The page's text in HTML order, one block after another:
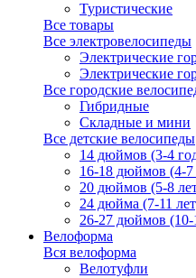
Туристические
Все товары
Все электровелосипеды
Электрические
Электрические
Все городские
Гибридные
Складные и мини
Все детские велосипеды
14 дюймов (3-4
16-18 дюймов (4-7
20 дюймов (5-8
24 дюйма (7-11
26-27 дюймов (10-
Велоформа
Вся велоформа
Велотуфли